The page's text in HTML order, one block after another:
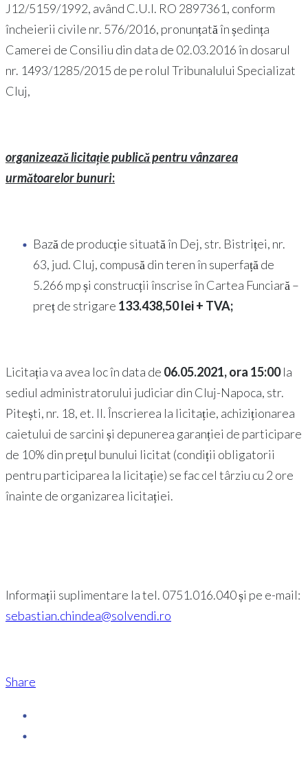
J12/5159/1992, având C.U.I. RO 2897361, conform
încheierii civile nr. 576/2016, pronunțată în ședința
Camerei de Consiliu din data de 02.03.2016 în dosarul
nr. 1493/1285/2015 de pe rolul Tribunalului Specializat
Cluj,
organizează licitație publică pentru vânzarea
următoarelor bunuri:
Bază de producție situată în Dej, str. Bistriței, nr.
63, jud. Cluj, compusă din teren în superfață de
5.266 mp și construcții înscrise în Cartea Funciară –
preț de strigare 133.438,50 lei + TVA;
Licitația va avea loc în data de 06.05.2021, ora 15:00la
sediul administratorului judiciar din Cluj-Napoca, str.
Pitești, nr. 18, et. II. Înscrierea la licitație, achiziționarea
caietului de sarcini și depunerea garanției de participare
de 10% din prețul bunului licitat (condiții obligatorii
pentru participarea la licitație) se fac cel târziu cu 2 ore
înainte de organizarea licitației.
Informații suplimentare la tel. 0751.016.040 și pe e-mail:
sebastian.chindea@solvendi.ro
Share